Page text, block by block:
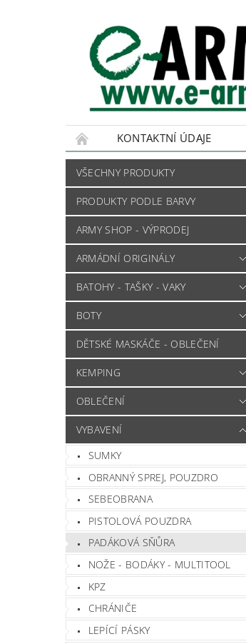
KONTAKTNÍ ÚDAJE
VŠECHNY PRODUKTY
PRODUKTY PODLE BARVY
ARMY SHOP - VÝPRODEJ
ARMÁDNÍ ORIGINÁLY
BATOHY - TAŠKY - VAKY
BOTY
DĚTSKÉ MASKÁČE - OBLEČENÍ
KEMPING
OBLEČENÍ
VYBAVENÍ
SUMKY
OBRANNÝ SPREJ, POUZDRO
SEBEOBRANA
PISTOLOVÁ POUZDRA
PADÁKOVÁ SŇŮRA
NOŽE - BODÁKY - MULTITOOL
KPZ
CHRÁNIČE
LEPÍCÍ PÁSKY